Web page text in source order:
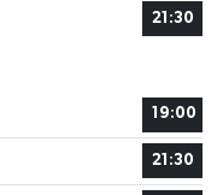
21:30
19:00
21:30